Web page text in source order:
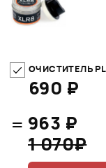
ОЧИСТИТЕЛЬ
690 ₽
= 963 ₽
1 070₽